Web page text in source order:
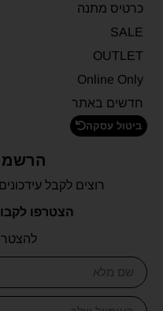
כרטיס מתנה
SALE
OUTLET
Online Only
חדשים באתר
ביטול עסקה
רוצים לקבל
הצטרפו